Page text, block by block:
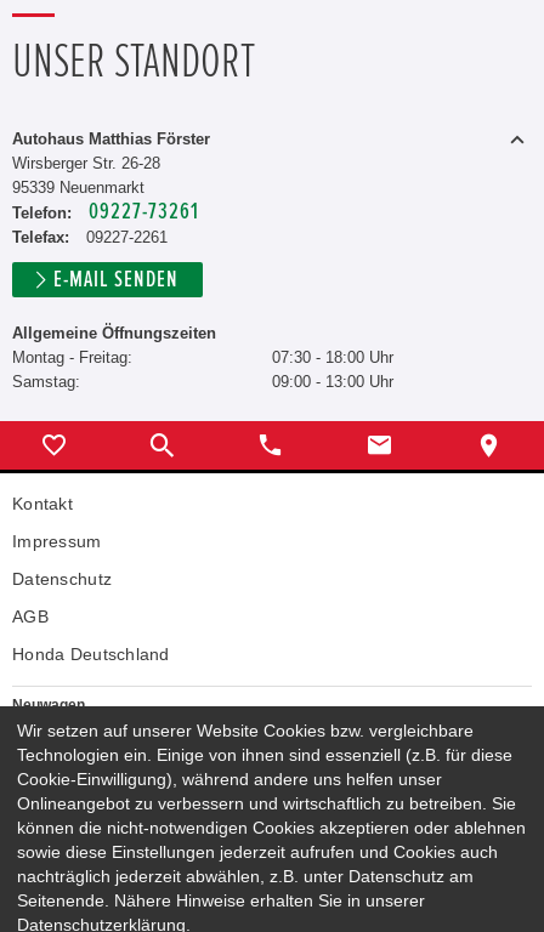
UNSER STANDORT
Autohaus Matthias Förster
Wirsberger Str. 26-28
95339 Neuenmarkt
Telefon:
09227-73261
Telefax: 09227-2261
E-MAIL SENDEN
Allgemeine Öffnungszeiten
Montag - Freitag:
07:30 - 18:00 Uhr
Samstag:
09:00 - 13:00 Uhr
Kontakt
Impressum
Datenschutz
AGB
Honda Deutschland
Neuwagen
Honda Neuwagen
Gebrauchtwagen
Honda Gebrauchtwagen
Honda Vorführwagen
Gesamtbestand
NEUWAGENMODELLE
HONDA JAZZ E:HEV
HONDA CIVIC E:HEV
Wir setzen auf unserer Website Cookies bzw. vergleichbare
Technologien ein. Einige von ihnen sind essenziell (z.B. für diese
Cookie-Einwilligung), während andere uns helfen unser
Onlineangebot zu verbessern und wirtschaftlich zu betreiben. Sie
können die nicht-notwendigen Cookies akzeptieren oder ablehnen
sowie diese Einstellungen jederzeit aufrufen und Cookies auch
nachträglich jederzeit abwählen, z.B. unter Datenschutz am
Seitenende. Nähere Hinweise erhalten Sie in unserer
Datenschutzerklärung.